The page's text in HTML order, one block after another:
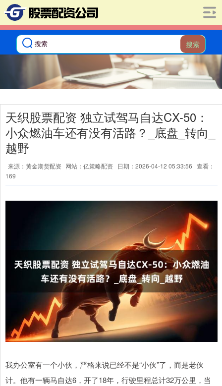
搜索
天织股票配资 独立试驾马自达CX-50：
小众燃油车还有没有活路？_底盘_转向_
越野
来源：黄金期货配资 网站：亿策略配资 日期：2026-04-12 05:33:56 查看：
169
我办公室有一个小伙，严格来说已经不是“小伙”了，而是老伙
计。他有一辆马自达6，开了18年，行驶里程总计32万公里，当